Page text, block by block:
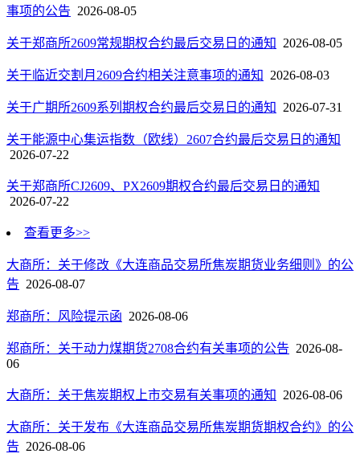
事项的公告 2026-08-05
关于郑商所2609常规期权合约最后交易日的通知 2026-08-05
关于临近交割月2609合约相关注意事项的通知 2026-08-03
关于广期所2609系列期权合约最后交易日的通知 2026-07-31
关于能源中心集运指数（欧线）2607合约最后交易日的通知
2026-07-22
关于郑商所CJ2609、PX2609期权合约最后交易日的通知
2026-07-22
查看更多>>
大商所：关于修改《大连商品交易所焦炭期货业务细则》的公
告 2026-08-07
郑商所：风险提示函 2026-08-06
郑商所：关于动力煤期货2708合约有关事项的公告 2026-08-
06
大商所：关于焦炭期权上市交易有关事项的通知 2026-08-06
大商所：关于发布《大连商品交易所焦炭期货期权合约》的公
告 2026-08-06